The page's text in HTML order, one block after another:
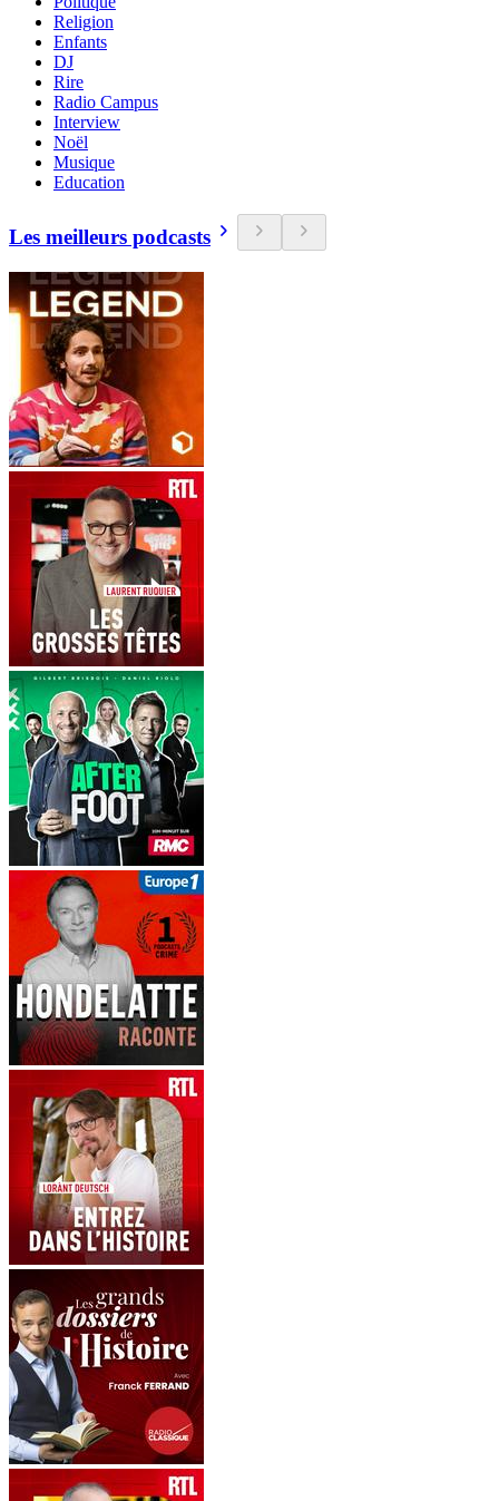
Religion
Enfants
DJ
Rire
Radio Campus
Interview
Noël
Musique
Education
Les meilleurs podcasts